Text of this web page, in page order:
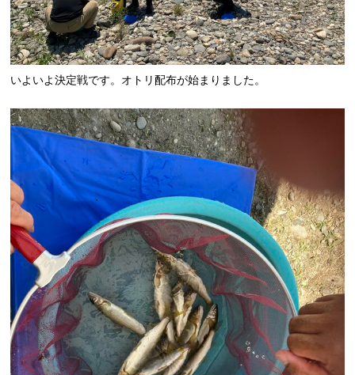
いよいよ決定戦です。オトリ配布が始まりました。